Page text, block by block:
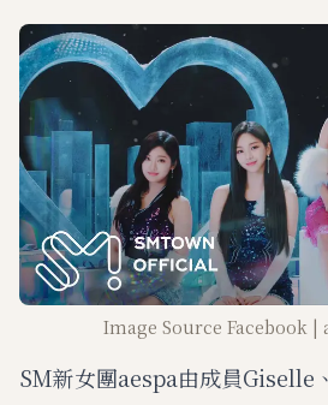
Image Source Facebook |
SM新女團aespa由成員Giselle